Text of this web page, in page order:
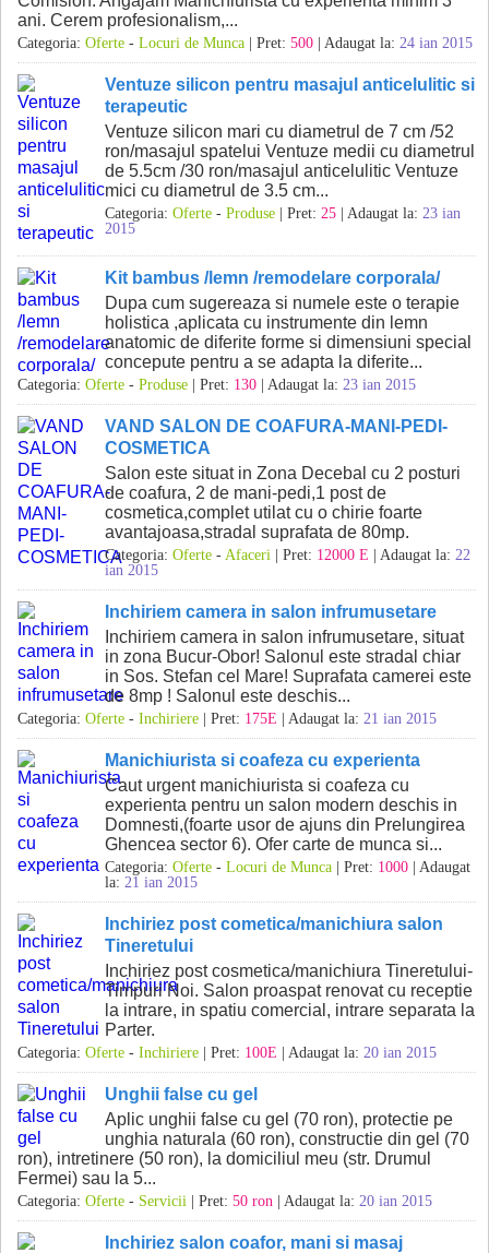
ani. Cerem profesionalism,...
Categoria: Oferte - Locuri de Munca | Pret: 500 | Adaugat la: 24 ian 2015
Ventuze silicon pentru masajul anticelulitic si
terapeutic
Ventuze silicon mari cu diametrul de 7 cm /52
ron/masajul spatelui Ventuze medii cu diametrul
de 5.5cm /30 ron/masajul anticelulitic Ventuze
mici cu diametrul de 3.5 cm...
Categoria: Oferte - Produse | Pret: 25 | Adaugat la: 23 ian
2015
Kit bambus /lemn /remodelare corporala/
Dupa cum sugereaza si numele este o terapie
holistica ,aplicata cu instrumente din lemn
anatomic de diferite forme si dimensiuni special
concepute pentru a se adapta la diferite...
Categoria: Oferte - Produse | Pret: 130 | Adaugat la: 23 ian 2015
VAND SALON DE COAFURA-MANI-PEDI-
COSMETICA
Salon este situat in Zona Decebal cu 2 posturi
de coafura, 2 de mani-pedi,1 post de
cosmetica,complet utilat cu o chirie foarte
avantajoasa,stradal suprafata de 80mp.
Categoria: Oferte - Afaceri | Pret: 12000 E | Adaugat la: 22
ian 2015
Inchiriem camera in salon infrumusetare
Inchiriem camera in salon infrumusetare, situat
in zona Bucur-Obor! Salonul este stradal chiar
in Sos. Stefan cel Mare! Suprafata camerei este
de 8mp ! Salonul este deschis...
Categoria: Oferte - Inchiriere | Pret: 175E | Adaugat la: 21 ian 2015
Manichiurista si coafeza cu experienta
Caut urgent manichiurista si coafeza cu
experienta pentru un salon modern deschis in
Domnesti,(foarte usor de ajuns din Prelungirea
Ghencea sector 6). Ofer carte de munca si...
Categoria: Oferte - Locuri de Munca | Pret: 1000 | Adaugat
la: 21 ian 2015
Inchiriez post cometica/manichiura salon
Tineretului
Inchiriez post cosmetica/manichiura Tineretului-
Timpuri Noi. Salon proaspat renovat cu receptie
la intrare, in spatiu comercial, intrare separata la
Parter.
Categoria: Oferte - Inchiriere | Pret: 100E | Adaugat la: 20 ian 2015
Unghii false cu gel
Aplic unghii false cu gel (70 ron), protectie pe
unghia naturala (60 ron), constructie din gel (70
ron), intretinere (50 ron), la domiciliul meu (str. Drumul
Fermei) sau la 5...
Categoria: Oferte - Servicii | Pret: 50 ron | Adaugat la: 20 ian 2015
Inchiriez salon coafor, mani si masaj